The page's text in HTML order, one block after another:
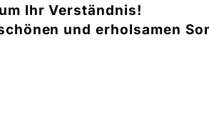
Ihr Verständnis!
und erholsamen